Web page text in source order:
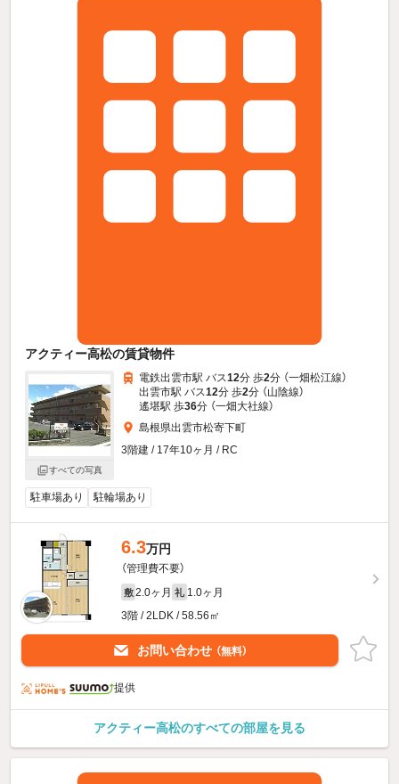
アクティー高松の賃貸物件
すべての写真
電鉄出雲市駅 バス12分 歩2分 （一畑松江線）
出雲市駅 バス12分 歩2分 （山陰線）
遙堪駅 歩36分 （一畑大社線）
島根県出雲市松寄下町
3階建 / 17年10ヶ月 / RC
駐車場あり 駐輪場あり
6.3万円
（管理費不要）
敷 2.0ヶ月 礼 1.0ヶ月
3階 / 2LDK / 58.56㎡
お問い合わせ （無料）
提供
アクティー高松のすべての部屋を見る